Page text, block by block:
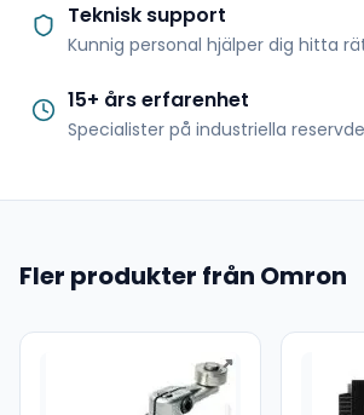
Teknisk support
Kunnig personal hjälper dig hitta
15+ års erfarenhet
Specialister på industriella
Fler produkter från Omron